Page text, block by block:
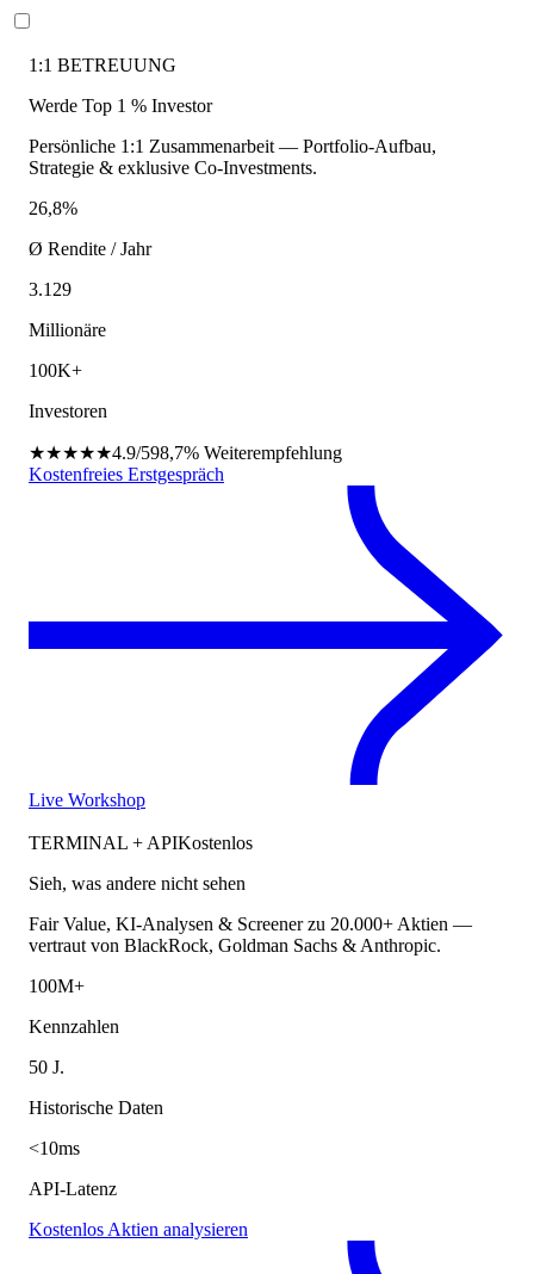
1:1 BETREUUNG
Werde Top 1 % Investor
Persönliche 1:1 Zusammenarbeit — Portfolio-Aufbau,
Strategie & exklusive Co-Investments.
26,8%
Ø Rendite / Jahr
3.129
Millionäre
100K+
Investoren
★★★★★4.9/598,7% Weiterempfehlung
Kostenfreies Erstgespräch
Live Workshop
TERMINAL + APIKostenlos
Sieh, was andere nicht sehen
Fair Value, KI-Analysen & Screener zu 20.000+ Aktien —
vertraut von BlackRock, Goldman Sachs & Anthropic.
100M+
Kennzahlen
50 J.
Historische Daten
<10ms
API-Latenz
Kostenlos Aktien analysieren